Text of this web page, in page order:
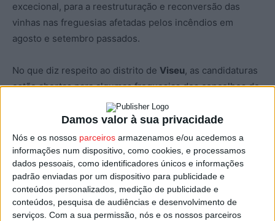
Damos valor à sua privacidade
Nós e os nossos parceiros armazenamos e/ou acedemos a
informações num dispositivo, como cookies, e processamos
dados pessoais, como identificadores únicos e informações
padrão enviadas por um dispositivo para publicidade e
conteúdos personalizados, medição de publicidade e
conteúdos, pesquisa de audiências e desenvolvimento de
serviços. Com a sua permissão, nós e os nossos parceiros
excecional, para a reestruturação e reconversão das
vinhas nas freguesias afetadas pelos incêndios em
agosto e setembro passados.
No que diz respeito ao distrito de Viseu, as candidaturas
estão abertas para algumas freguesias dos concelhos de
Cinfães, Lamego, São João da Pesqueira, Sernancelhe,
Tabuaço, Tarouca, Carregal do Sal, Castro Daire,
Mangualde, Nelas, Penalva do Castelo, São Pedro do Sul,
Sátão, Vila Nova de Paiva e Viseu.
Devem de ser submetidas na página ‘online’ do IFAP –
Instituto de Financiamento da Agricultura e Pescas, e
serão depois decididas até 30 de junho.